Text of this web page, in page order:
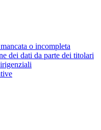
o incompleta
dei dati da parte dei titolari